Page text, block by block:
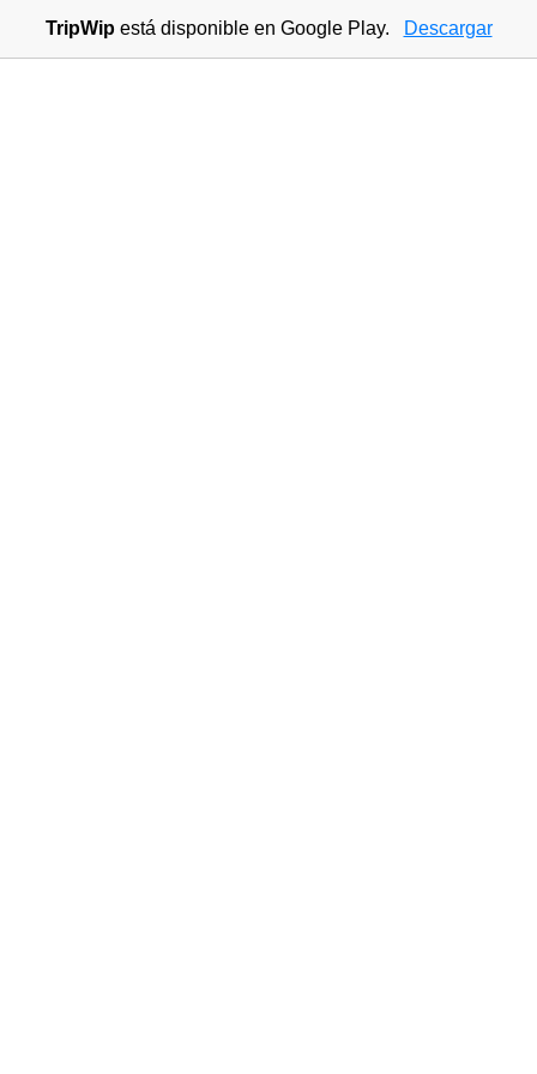
TripWipestá disponible en Google Play. Descargar